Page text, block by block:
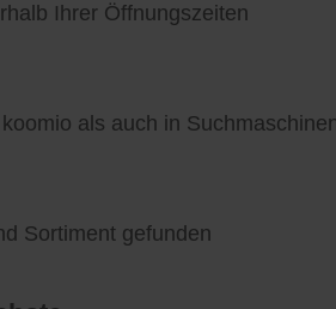
Ihrer Öffnungszeiten
als auch in
Sortiment gefunden